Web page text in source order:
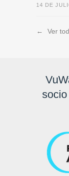
14 DE
← Ver